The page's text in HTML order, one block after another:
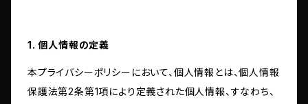
1. 個人情報の定義
本プライバシーポリシーにおいて、個人情報とは、個人情報
保護法第2条第1項により定義された個人情報、すなわち、